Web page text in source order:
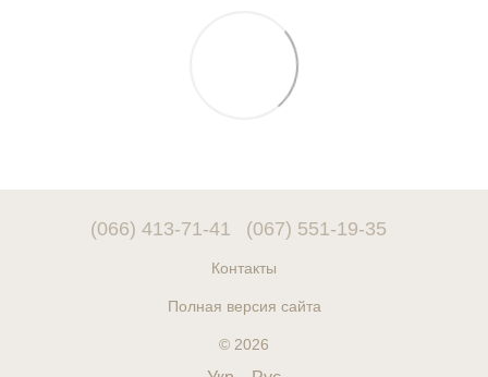
(066) 413-71-41 (067) 551-19-35
Контакты
Полная версия сайта
© 2026